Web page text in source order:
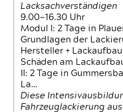
Lacksachverständigen
9.00—16.30 Uhr
Modul I: 2 Tage in
Grundlagen der
Hersteller +
Schäden am
II: 2 Tage in
La…
Diese
Fahrzeuglackierung